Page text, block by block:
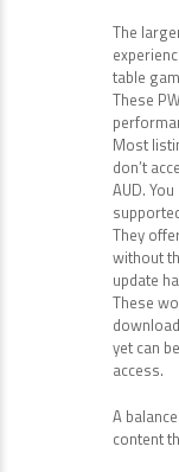
The
table
These
Most
don’t
AUD.
They
without
update
These
yet can
access.
A
content